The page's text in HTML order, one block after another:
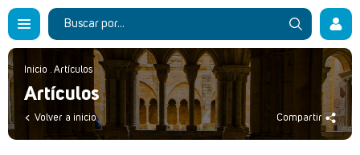
Inicio . Artículos
Artículos
Volver a inicio Compartir